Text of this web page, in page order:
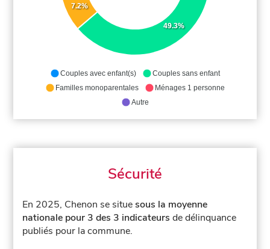
49.3%
7.2%
Couples avec enfant(s)
Couples sans enfant
Familles monoparentales
Ménages 1 personne
Autre
Sécurité
En 2025, Chenon se situesous la moyenne
nationale pour 3 des 3 indicateurs de délinquance
publiés pour la commune.